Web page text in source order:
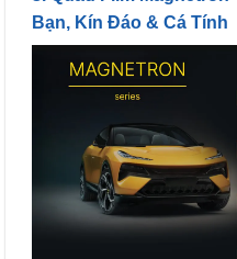
Bạn, Kín Đáo & Cá Tính